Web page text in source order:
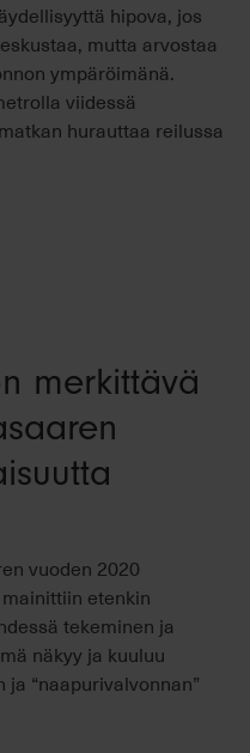
hipova, jos
mutta arvostaa
ympäröimänä.
viidessä
hurauttaa reilussa
merkittävä
vuoden 2020
etenkin
tekeminen ja
näkyy ja kuuluu
“naapurivalvonnan”